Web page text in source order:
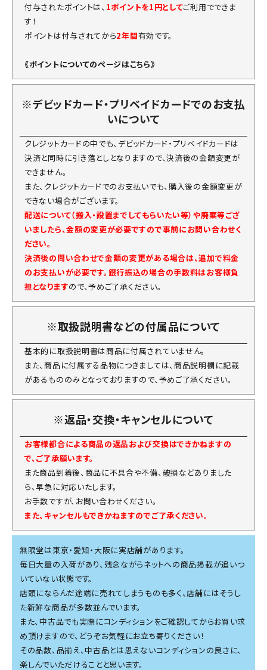
付与されたポイントは、 1ポイントを1円としてご利用でできま
す！
ポイントは付与されてから2年間有効です。
《ポイントについてのページはこちら》
※デビッドカード・プリベイドカードでのお支払
いについて
クレジットカードの中でも、デビッドカード・プリベイドカードは
決済と同時に引き落としとなりますので、決済後の金額変更が
できません。
また、クレジットカードでのお支払いでも、購入後の金額変更が
できない場合がございます。
配送について（搬入・設置までしてもらいたい等）や廃棄等ござ
いましたら、金額の変更が必要ですので事前にお問い合わせく
ださい。
決済後の問い合わせで金額の変更がある場合は、追加で料金
のお支払いが必要です。銀行振込の場合の手数料はお客様負
担となりますので、予めご了承ください。
※取扱説明書などの付属品について
基本的に取扱説明書は商品に付属されていません。
また、商品に付属する品物につきましては、商品説明欄に記載
があるもののみとなっておりますので、予めご了承ください。
※返品・交換・キャンセルについて
お客様都合による商品の返品および交換はできかねますの
で、ご了承願います。
また商品到着後、商品に不具合や不備、破損などありました
ら、早急に対応いたします。
お手数ですが、お問い合わせください。
また、キャンセルもできかねますのでご了承ください。
無限堂は東京・愛知・大阪に実店舗があります。
毎日大量の入荷があり、残念ながらネットへの商品掲載が追いつ
いていない状態です。
店頭にならんだ途端に売れてしまうものも多く、店舗にはそうし
た新鮮な商品が多数並んでいます。
また、中古品でも実際にコンディションをご確認してからお買い求
め頂けますので、どうぞお気軽にお立ち寄りください！
その品数、品揃え、中古品とは思えないコンディションの良さに、
楽しんでいただけることと思います。